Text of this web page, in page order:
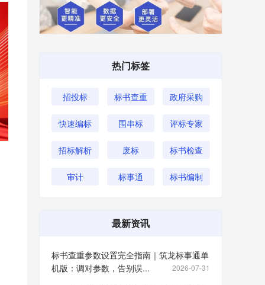
热门标签
招投标 标书查重 政府采购
快速编标 围串标 评标专家
招标解析 废标 标书检查
审计 标事通 标书编制
最新资讯
标书查重参数设置完全指南｜筑龙标事通单
机版：调对参数，告别误...
2026-07-31